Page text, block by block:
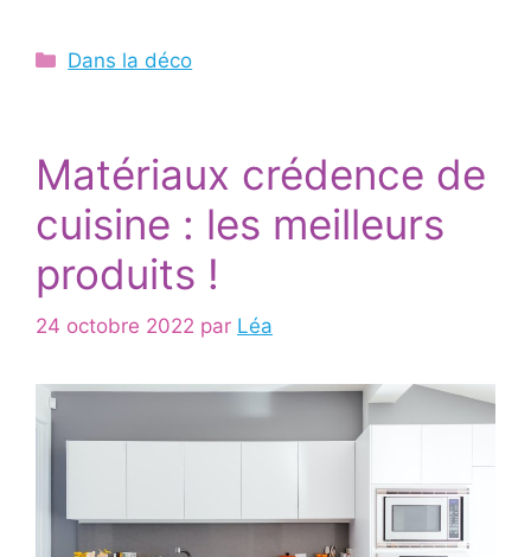
Catégories
Dans la déco
Matériaux crédence de
cuisine : les meilleurs
produits !
24 octobre 2022 par Léa